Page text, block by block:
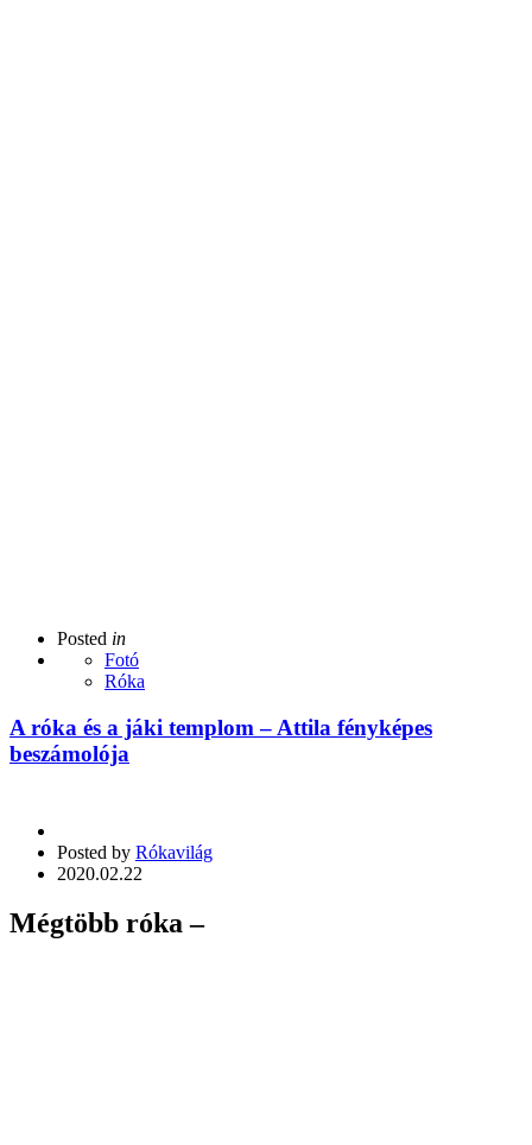
Posted in
Fotó
Róka
A róka és a jáki templom – Attila fényképes
beszámolója
Posted by Rókavilág
2020.02.22
Mégtöbb róka –